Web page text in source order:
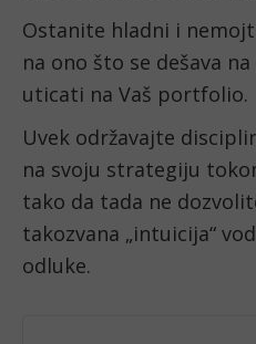
Ostanite hladni i
na ono što se dešava
uticati na Vaš portfolio.
Uvek održavajte
na svoju strategiju
tako da tada ne
takozvana „intuicija“
odluke.